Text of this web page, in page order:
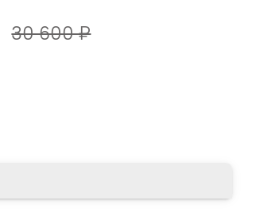
30 600 ₽